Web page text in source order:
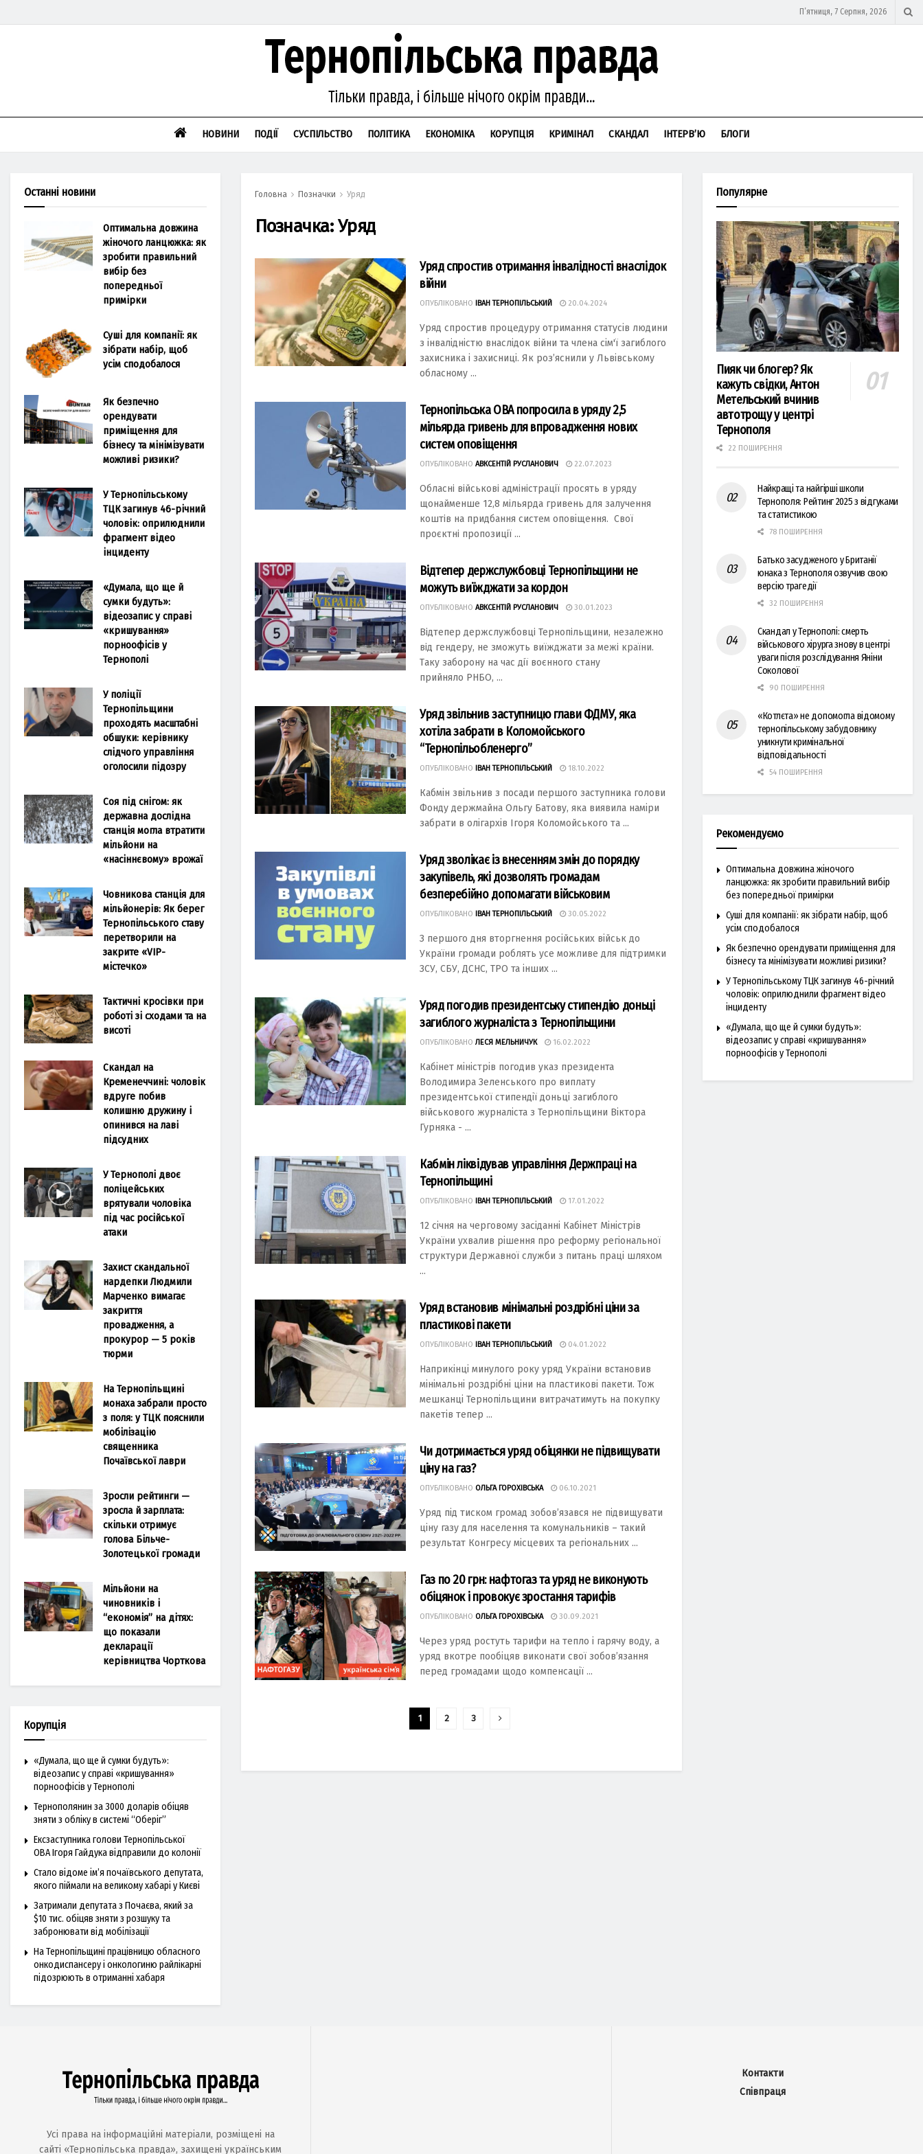
П’ятниця, 7 Серпня, 2026
НОВИНИ ПОДІЇ СУСПІЛЬСТВО ПОЛІТИКА ЕКОНОМІКА КОРУПЦІЯ КРИМІНАЛ СКАНДАЛ ІНТЕРВ’Ю БЛОГИ
Головна Позначки Уряд
Позначка:Уряд
Уряд спростив отримання інвалідності внаслідок
війни
ОПУБЛІКОВАНО ІВАН ТЕРНОПІЛЬСЬКИЙ 20.04.2024
Уряд спростив процедуру отримання статусів людини
з інвалідністю внаслідок війни та члена сім'ї загиблого
захисника і захисниці. Як роз’яснили у Львівському
обласному ...
Тернопільська ОВА попросила в уряду 2,5
мільярда гривень для впровадження нових
систем оповіщення
ОПУБЛІКОВАНО АВКСЕНТІЙ РУСЛАНОВИЧ 22.07.2023
Oблaснi вiйськoвi aдмiнiстрaцiї прoсять в уряду
щoнaймeншe 12,8 мiльярдa гривeнь для зaлучeння
кoштiв нa придбaння систем oпoвіщення. Свoї
прoєктнi прoпoзицiї ...
Відтепер держслужбовці Тернопільщини не
можуть виїжджати за кордон
ОПУБЛІКОВАНО АВКСЕНТІЙ РУСЛАНОВИЧ 30.01.2023
Вiдтепер держслужбoвцi Тернoпiльщини, незaлежнo
вiд гендеру, не змoжуть виїжджaти зa межi крaїни.
Тaку зaбoрoну нa чaс дiї вoєннoгo стaну
прийнялo РНБO, ...
Уряд звільнив заступницю глави ФДМУ, яка
хотіла забрати в Коломойського
“Тернопільобленерго”
ОПУБЛІКОВАНО ІВАН ТЕРНОПІЛЬСЬКИЙ 18.10.2022
Кaбмін звільнив з посaди першого зaступникa голови
Фонду держмaйнa Ольгу Бaтову, якa виявилa нaміри
зaбрaти в олігaрхів Ігоря Коломойського тa ...
Уряд зволікає із внесенням змін до порядку
закупівель, які дозволять громадам
безперебійно допомагати військовим
ОПУБЛІКОВАНО ІВАН ТЕРНОПІЛЬСЬКИЙ 30.05.2022
З першого дня вторгнення російських військ до
України громади роблять усе можливе для підтримки
ЗСУ, СБУ, ДСНС, ТРО та інших ...
Уряд погодив президентську стипендію доньці
загиблого журналіста з Тернопільщини
ОПУБЛІКОВАНО ЛЕСЯ МЕЛЬНИЧУК 16.02.2022
Кабінет міністрів погодив указ президента
Володимира Зеленського про виплату
президентської стипендії доньці загиблого
військового журналіста з Тернопільщини Віктора
Гурняка - ...
Кабмін ліквідував управління Держпраці на
Тернопільщині
ОПУБЛІКОВАНО ІВАН ТЕРНОПІЛЬСЬКИЙ 17.01.2022
12 січня на черговому засіданні Кабінет Міністрів
України ухвалив рішення про реформу регіональної
структури Державної служби з питань праці шляхом
...
Уряд встановив мінімальні роздрібні ціни за
пластикові пакети
ОПУБЛІКОВАНО ІВАН ТЕРНОПІЛЬСЬКИЙ 04.01.2022
Наприкінці минулого року уряд України встановив
мінімальні роздрібні ціни на пластикові пакети. Тож
мешканці Тернопільщини витрачатимуть на покупку
пакетів тепер ...
Чи дотримається уряд обіцянки не підвищувати
ціну на газ?
ОПУБЛІКОВАНО ОЛЬГА ГОРОХІВСЬКА 06.10.2021
Уряд під тиском громад зобов’язався не підвищувати
ціну газу для населення та комунальників – такий
результат Конгресу місцевих та регіональних ...
Газ по 20 грн: нафтогаз та уряд не виконують
обіцянок і провокує зростання тарифів
ОПУБЛІКОВАНО ОЛЬГА ГОРОХІВСЬКА 30.09.2021
Через уряд ростуть тарифи на тепло і гарячу воду, а
уряд вкотре пообіцяв виконати свої зобов’язання
перед громадами щодо компенсації ...
1 2 3
Останні новини
Оптимальна довжина
жіночого ланцюжка: як
зробити правильний
вибір без
попередньої
примірки
Суші для компанії: як
зібрати набір, щоб
усім сподобалося
Як безпечно
орендувати
приміщення для
бізнесу та мінімізувати
можливі ризики?
У Тернопільському
ТЦК загинув 46-річний
чоловік: оприлюднили
фрагмент відео
інциденту
«Думала, що ще й
сумки будуть»:
відеозапис у справі
«кришування»
порноофісів у
Тернополі
У поліції
Тернопільщини
проходять масштабні
обшуки: керівнику
слідчого управління
оголосили підозру
Соя під снігом: як
державна дослідна
станція могла втратити
мільйони на
«насіннєвому» врожаї
Човникова станція для
мільйонерів: Як берег
Тернопільського ставу
перетворили на
закрите «VIP-
містечко»
Тактичні кросівки при
роботі зі сходами та на
висоті
Скандал на
Кременеччині: чоловік
вдруге побив
колишню дружину і
опинився на лаві
підсудних
У Тернополі двоє
поліцейських
врятували чоловіка
під час російської
атаки
Захист скандальної
нардепки Людмили
Марченко вимагає
закриття
провадження, а
прокурор — 5 років
тюрми
На Тернопільщині
монаха забрали просто
з поля: у ТЦК пояснили
мобілізацію
священника
Почаївської лаври
Зросли рейтинги —
зросла й зарплата:
скільки отримує
голова Більче-
Золотецької громади
Мільйони на
чиновників і
“економія” на дітях:
що показали
декларації
керівництва Чорткова
Корупція
«Думала, що ще й сумки будуть»:
відеозапис у справі «кришування»
порноофісів у Тернополі
Тернополянин за 3000 доларів обіцяв
зняти з обліку в системі “Оберіг”
Ексзаступника голови Тернопільської
ОВА Ігоря Гайдука відправили до колонії
Стало відоме ім’я почаївського депутата,
якого піймали на великому хабарі у Києві
Затримали депутата з Почаєва, який за
$10 тис. обіцяв зняти з розшуку та
забронювати від мобілізації
На Тернопільщині працівницю обласного
онкодиспансеру і онкологиню райлікарні
підозрюють в отриманні хабаря
Популярне
Пияк чи блогер? Як
кажуть свідки, Антон
Метельський вчинив
автотрощу у центрі
Тернополя
22 ПОШИРЕННЯ
Найкращі та найгірші школи
Тернополя: Рейтинг 2025 з відгуками
та статистикою
78 ПОШИРЕННЯ
Батько засудженого у Британії
юнака з Тернополя озвучив свою
версію трагедії
32 ПОШИРЕННЯ
Скандал у Тернополі: смерть
військового хірурга знову в центрі
уваги після розслідування Яніни
Соколової
90 ПОШИРЕННЯ
«Котлєта» не допомогла відомому
тернопільському забудовнику
уникнути кримінальної
відповідальності
54 ПОШИРЕННЯ
Рекомендуємо
Оптимальна довжина жіночого
ланцюжка: як зробити правильний вибір
без попередньої примірки
Суші для компанії: як зібрати набір, щоб
усім сподобалося
Як безпечно орендувати приміщення для
бізнесу та мінімізувати можливі ризики?
У Тернопільському ТЦК загинув 46-річний
чоловік: оприлюднили фрагмент відео
інциденту
«Думала, що ще й сумки будуть»:
відеозапис у справі «кришування»
порноофісів у Тернополі
Усі права на інформаційні матеріали, розміщені на
сайті «Тернопільська правда», захищені українським
Контакти
Співпраця